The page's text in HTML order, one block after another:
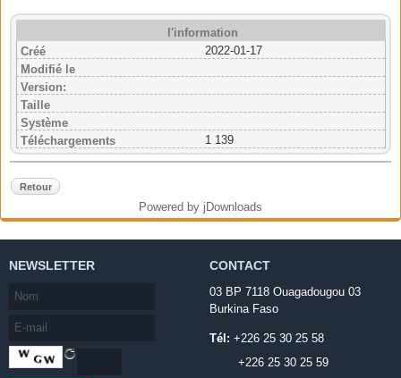
l'information
Créé
2022-01-17
Modifié le
Version:
Taille
Système
Téléchargements
1 139
Retour
Powered by jDownloads
NEWSLETTER CONTACT
03 BP 7118 Ouagadougou 03
Burkina Faso
Tél: +226 25 30 25 58
+226 25 30 25 59